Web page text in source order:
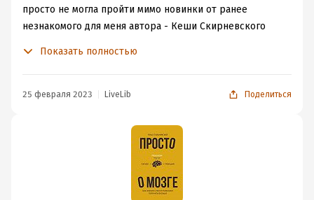
просто не могла пройти мимо новинки от ранее
незнакомого для меня автора - Кеши Скирневского
обложка с зовущим для меня заголовком. Дальше
И теперь хочу поделиться мыслями. Во-первых, с самых
первых страниц автор выбрал очень приятную, легкую
манеру повествования, складывается впечатление, что
ты с хорошим другом на кухне, который горячо и с
Показать полностью
25 февраля 2023 LiveLib Поделиться